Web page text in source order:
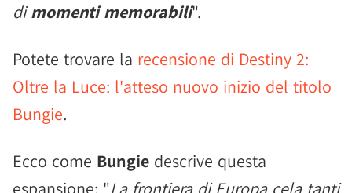
dimomenti memorabili".
Potete trovare la recensione di Destiny 2:
Oltre la Luce: l'atteso nuovo inizio del titolo
Bungie.
Ecco come Bungie descrive questa
espansione: "La frontiera di Europa cela tanti